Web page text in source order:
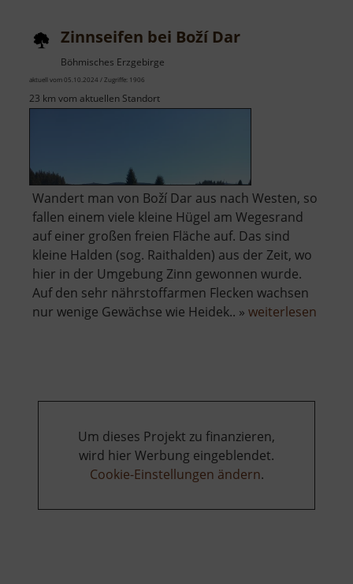
Zinnseifen bei Boží Dar
Böhmisches Erzgebirge
aktuell vom 05.10.2024 / Zugriffe: 1906
23 km vom aktuellen Standort
Wandert man von Boží Dar aus nach Westen, so
fallen einem viele kleine Hügel am Wegesrand
auf einer großen freien Fläche auf. Das sind
kleine Halden (sog. Raithalden) aus der Zeit, wo
hier in der Umgebung Zinn gewonnen wurde.
Auf den sehr nährstoffarmen Flecken wachsen
nur wenige Gewächse wie Heidek.. » weiterlesen
Um dieses Projekt zu finanzieren,
wird hier Werbung eingeblendet.
Cookie-Einstellungen ändern.